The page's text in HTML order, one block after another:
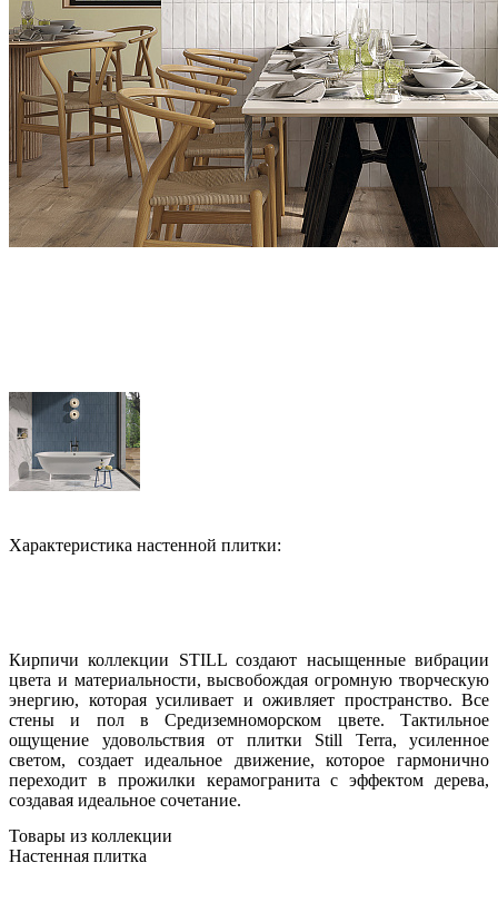
Характеристика настенной плитки:
Кирпичи коллекции STILL создают насыщенные вибрации
цвета и материальности, высвобождая огромную творческую
энергию, которая усиливает и оживляет пространство. Все
стены и пол в Средиземноморском цвете. Тактильное
ощущение удовольствия от плитки Still Terra, усиленное
светом, создает идеальное движение, которое гармонично
переходит в прожилки керамогранита с эффектом дерева,
создавая идеальное сочетание.
Товары из коллекции
Настенная плитка